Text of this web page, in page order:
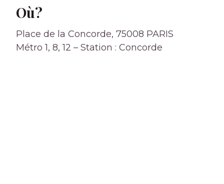
Où?
Place de la Concorde, 75008 PARIS
Métro 1, 8, 12 – Station : Concorde